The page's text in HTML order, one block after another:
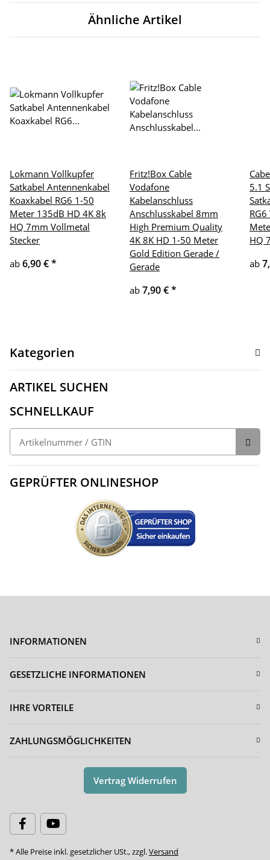
Ähnliche Artikel
Lokmann Vollkupfer
Satkabel Antennenkabel
Koaxkabel RG6 1-50
Meter 135dB HD 4K 8k
HQ 7mm Vollmetal
Stecker
ab 6,90 €*
Fritz!Box Cable
Vodafone
Kabelanschluss
Anschlusskabel 8mm
High Premium Quality
4K 8K HD 1-50 Meter
Gold Edition Gerade /
Gerade
ab 7,90 €*
5.1
HQ
ab
Kategorien
ARTIKEL SUCHEN
SCHNELLKAUF
GEPRÜFTER ONLINESHOP
INFORMATIONEN
GESETZLICHE INFORMATIONEN
IHRE VORTEILE
ZAHLUNGSMÖGLICHKEITEN
Vertrag Widerrufen
* Alle Preise inkl. gesetzlicher USt., zzgl.Versand